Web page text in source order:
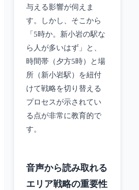
与える影響が伺えま
す。しかし、そこから
「5時か。新小岩の駅な
ら人が多いはず」と、
時間帯（夕方5時）と場
所（新小岩駅）を紐付
けて戦略を切り替える
プロセスが示されてい
る点が非常に教育的で
す。
音声から読み取れる
エリア戦略の重要性